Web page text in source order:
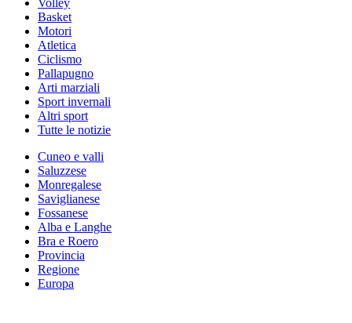
Volley
Basket
Motori
Atletica
Ciclismo
Pallapugno
Arti marziali
Sport invernali
Altri sport
Tutte le notizie
Cuneo e valli
Saluzzese
Monregalese
Saviglianese
Fossanese
Alba e Langhe
Bra e Roero
Provincia
Regione
Europa